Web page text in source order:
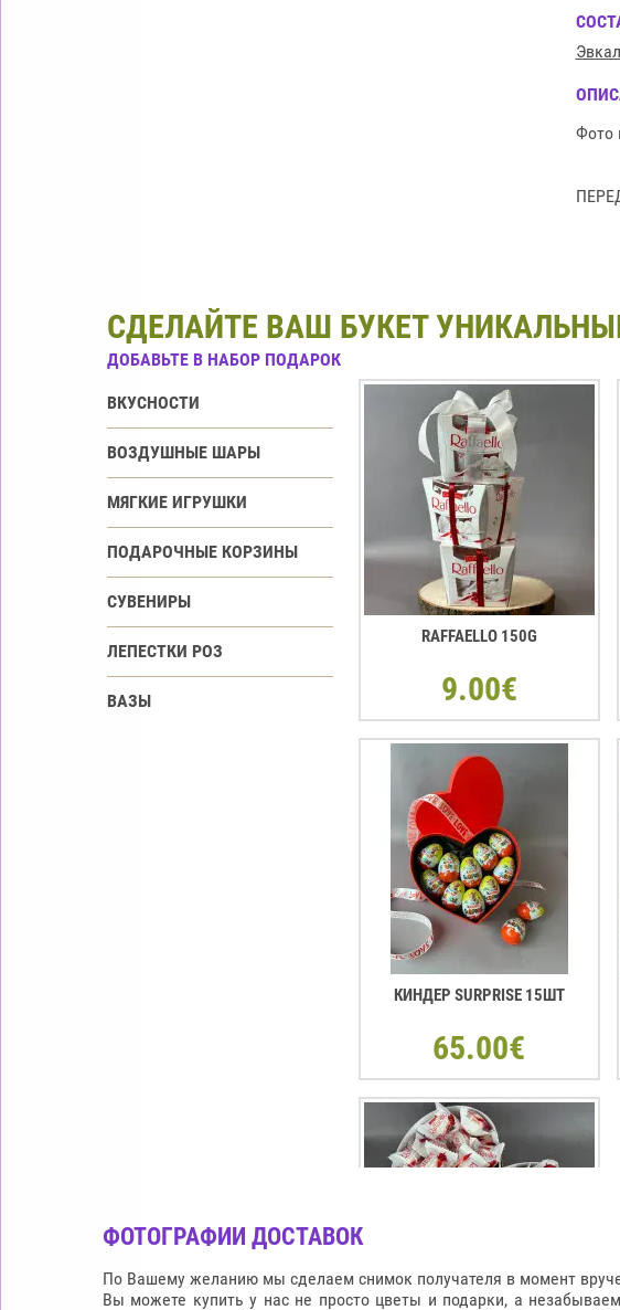
Фото
СДЕЛАЙТЕ ВАШ БУКЕТ
ДОБАВЬТЕ В НАБОР ПОДАРОК
ВКУСНОСТИ
ВОЗДУШНЫЕ ШАРЫ
МЯГКИЕ ИГРУШКИ
ПОДАРОЧНЫЕ КОРЗИНЫ
СУВЕНИРЫ
ЛЕПЕСТКИ РОЗ
ВАЗЫ
RAFFAELLO 150G
9.00€
КИНДЕР SURPRISE 15ШТ
65.00€
ФОТОГРАФИИ ДОСТАВОК
По Вашему желанию мы сделаем снимок получателя в момент
Вы можете купить у нас не просто цветы и подарки, а